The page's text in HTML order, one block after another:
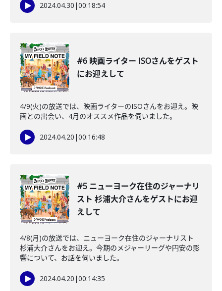
2024.04.30 |00:18:54
#6 映画ライター ISOさんをゲスト
にお迎えして
4/9(火)の放送では、映画ライターのISOさんをお迎え。映
画との出会い、4月のオススメ作品を伺いました。
2024.04.20 |00:16:48
#5 ニューヨーク在住のジャーナリ
スト 杉浦大介さんをゲストにお迎
えして
4/8(月)の放送では、ニューヨーク在住のジャーナリスト
杉浦大介さんをお迎え。今期のメジャーリーグや円安の影
響について、お話を伺いました。
2024.04.20 |00:14:35